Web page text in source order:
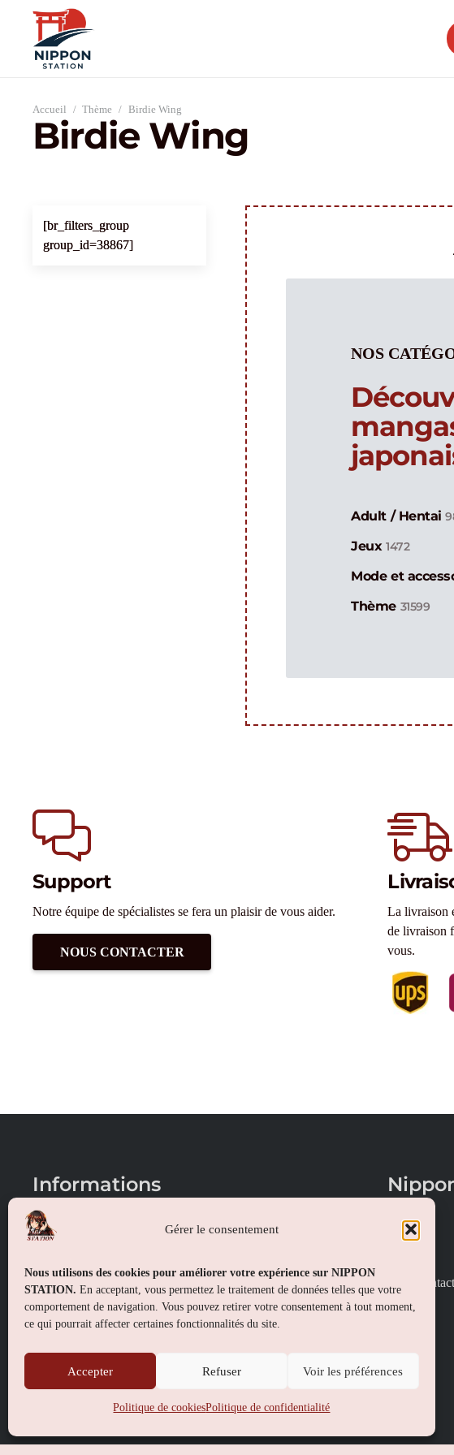
Gérer le consentement
Nous utilisons des cookies pour améliorer votre expérience sur NIPPON
STATION. En acceptant, vous permettez le traitement de données telles que votre
comportement de navigation. Vous pouvez retirer votre consentement à tout moment,
ce qui pourrait affecter certaines fonctionnalités du site.
Accepter Refuser Voir les préférences
Politique de cookiesPolitique de confidentialité
Accueil / Thème / Birdie Wing
Birdie Wing
[br_filters_group
group_id=38867]
NOS
Adult / Hentai
Jeux 1472
Mode et
Thème 31599
Support
Notre équipe de spécialistes se fera un plaisir de vous aider.
NOUS CONTACTER
La livraison
de livraison
vous.
Informations
Conditions générales de vente
Politique de confidentialité
Politique de cookies (UE)
À propos
Nous